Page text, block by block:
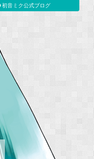
初音ミク公式ブログ